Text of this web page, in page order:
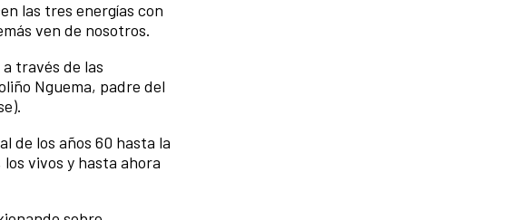
las tres energías con
ven de nosotros.
través de las
Nguema, padre del
de los años 60 hasta la
vivos y hasta ahora